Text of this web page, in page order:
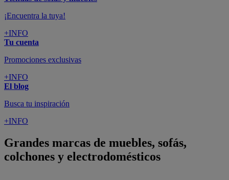
¡Encuentra la tuya!
+INFO
Tu cuenta
Promociones exclusivas
+INFO
El blog
Busca tu inspiración
+INFO
Grandes marcas de muebles, sofás,
colchones y electrodomésticos